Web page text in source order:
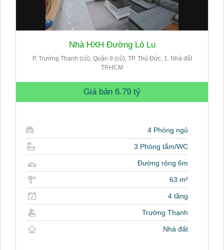
Nhà HXH Đường Lò Lu
P. Trường Thạnh (cũ), Quận 9 (cũ), TP. Thủ Đức, 1. Nhà đất
TP.HCM
Giá bán 6.79 tỷ
4 Phòng ngủ
3 Phòng tắm/WC
Đường rộng 6m
63 m²
4 tầng
Trường Thạnh
Nhà đất